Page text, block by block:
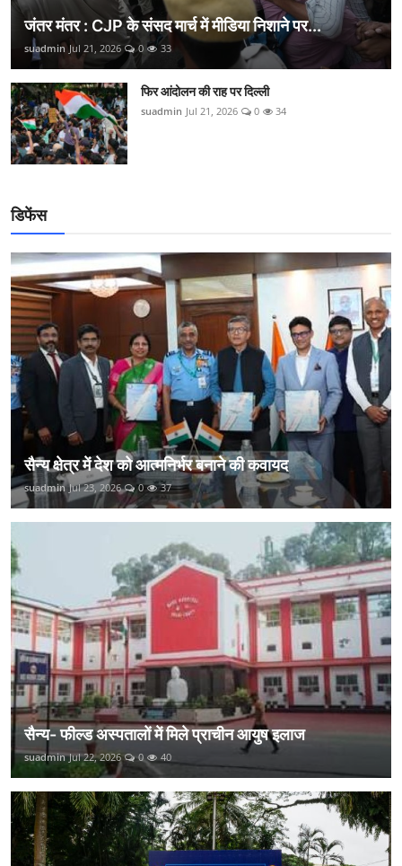
जंतर मंतर : CJP के संसद मार्च में मीडिया निशाने पर...
suadmin Jul 21, 2026 0 33
फिर आंदोलन की राह पर दिल्ली
suadmin Jul 21, 2026 0 34
डिफेंस
सैन्य क्षेत्र में देश को आत्मनिर्भर बनाने की कवायद
suadmin Jul 23, 2026 0 37
सैन्य- फील्ड अस्पतालों में मिले प्राचीन आयुष इलाज
suadmin Jul 22, 2026 0 40